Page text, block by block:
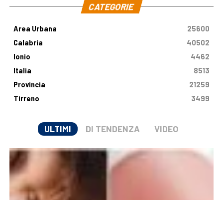
CATEGORIE
Area Urbana
25600
Calabria
40502
Ionio
4462
Italia
8513
Provincia
21259
Tirreno
3499
ULTIMI DI TENDENZA VIDEO